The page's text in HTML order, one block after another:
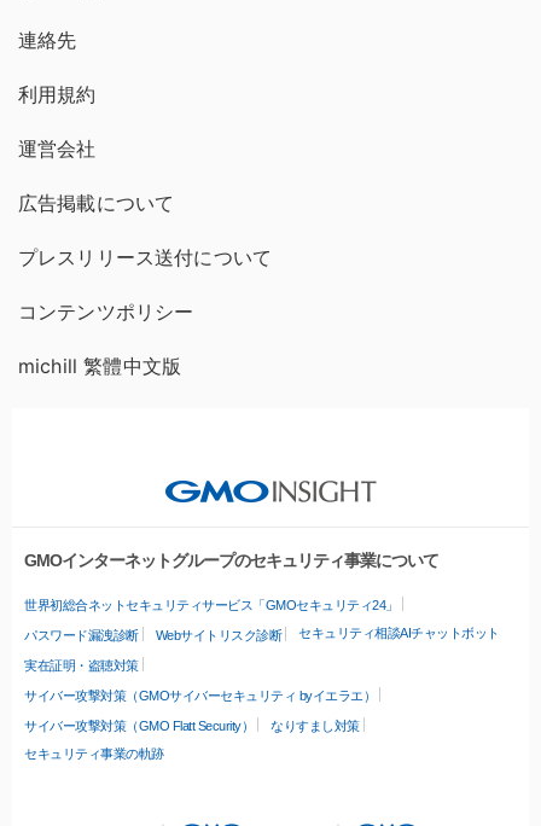
連絡先
利用規約
運営会社
広告掲載について
プレスリリース送付について
コンテンツポリシー
michill 繁體中文版
GMOインターネットグループのセキュリティ事業について
世界初総合ネットセキュリティサービス「GMOセキュリティ24」
パスワード漏洩診断 Webサイトリスク診断 セキュリティ相談AIチャットボット
実在証明・盗聴対策
サイバー攻撃対策（GMOサイバーセキュリティ byイエラエ）
サイバー攻撃対策（GMO Flatt Security）
なりすまし対策
セキュリティ事業の軌跡